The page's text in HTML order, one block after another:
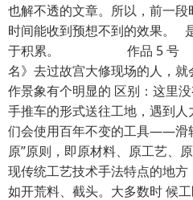
也解不透的文章。所以，前一
时间能收到预想不到的效果。
于积累。 作品 5 号 节
名》去过故宫大修现场的人，
作景象有个明显的 区别：这里
手推车的形式送往工地，遇到
们会使用百年不变的工具——滑
原”原则，即原材料、原工艺、
现传统工艺技术手法特点的地
如开荒料、截头。大多数时 候